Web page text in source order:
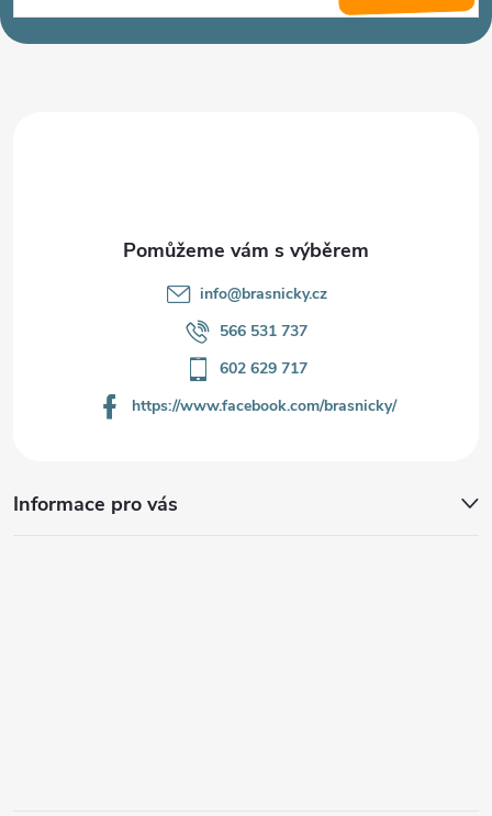
p
info@brasnicky.cz
566 531 737
602 629 717
https://www.facebook.com/brasnicky/
Informace pro vás